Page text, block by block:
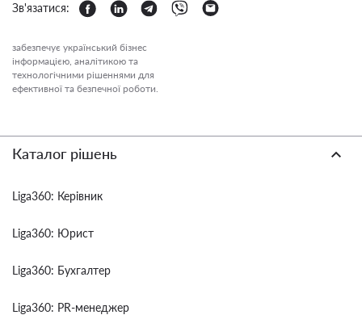
Зв'язатися:
забезпечує український бізнес
інформацією, аналітикою та
технологічними рішеннями для
ефективної та безпечної роботи.
Каталог рішень
Liga360: Керівник
Liga360: Юрист
Liga360: Бухгалтер
Liga360: PR-менеджер